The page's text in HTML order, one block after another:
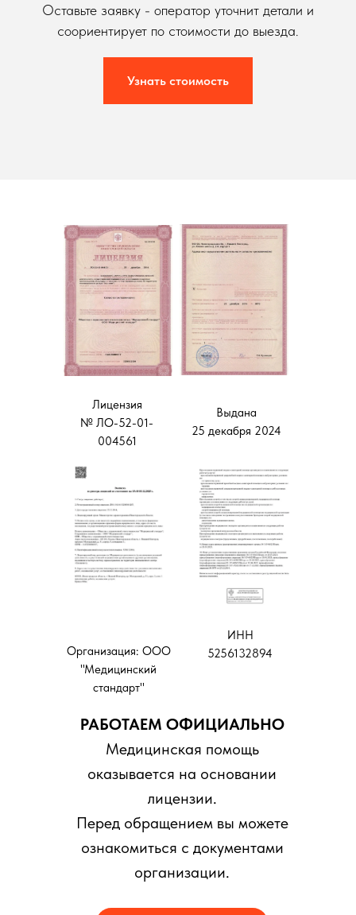
Оставьте заявку - оператор уточнит детали и
соориентирует по стоимости до выезда.
Узнать стоимость
Лицензия
№ ЛО-52-01-
004561
Выдана
25 декабря 2024
Организация: ООО
"Медицинский
стандарт"
ИНН
5256132894
РАБОТАЕМ ОФИЦИАЛЬНО
Медицинская помощь
оказывается на основании
лицензии.
Перед обращением вы можете
ознакомиться с документами
организации.